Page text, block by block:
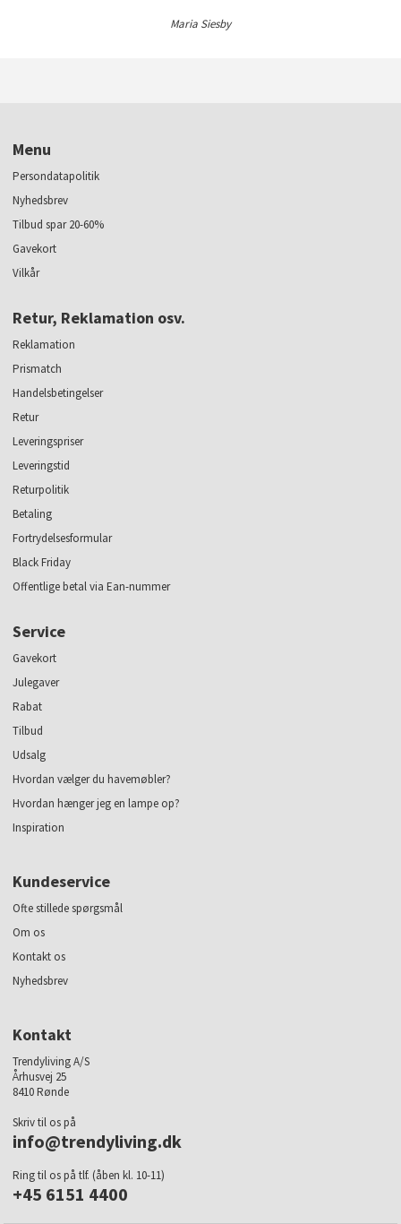
Maria Siesby
Menu
Persondatapolitik
Nyhedsbrev
Tilbud spar 20-60%
Gavekort
Vilkår
Retur, Reklamation osv.
Reklamation
Prismatch
Handelsbetingelser
Retur
Leveringspriser
Leveringstid
Returpolitik
Betaling
Fortrydelsesformular
Black Friday
Offentlige betal via Ean-nummer
Service
Gavekort
Julegaver
Rabat
Tilbud
Udsalg
Hvordan vælger du havemøbler?
Hvordan hænger jeg en lampe op?
Inspiration
Kundeservice
Ofte stillede spørgsmål
Om os
Kontakt os
Nyhedsbrev
Kontakt
Trendyliving A/S
Århusvej 25
8410 Rønde
Skriv til os på
info@trendyliving.dk
Ring til os på tlf. (åben kl. 10-11)
+45 6151 4400